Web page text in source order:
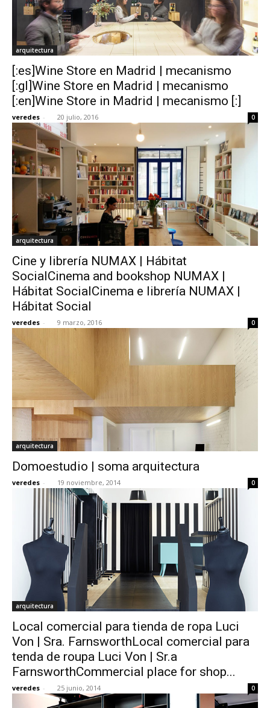
arquitectura
[:es]Wine Store en Madrid | mecanismo
[:gl]Wine Store en Madrid | mecanismo
[:en]Wine Store in Madrid | mecanismo [:]
veredes - 20 julio, 2016 0
arquitectura
Cine y librería NUMAX | Hábitat
SocialCinema and bookshop NUMAX |
Hábitat SocialCinema e librería NUMAX |
Hábitat Social
veredes - 9 marzo, 2016 0
arquitectura
Domoestudio | soma arquitectura
veredes - 19 noviembre, 2014 0
arquitectura
Local comercial para tienda de ropa Luci
Von | Sra. FarnsworthLocal comercial para
tenda de roupa Luci Von | Sr.a
FarnsworthCommercial place for shop...
veredes - 25 junio, 2014 0